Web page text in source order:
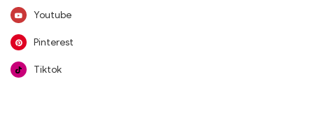
Youtube
Pinterest
Tiktok